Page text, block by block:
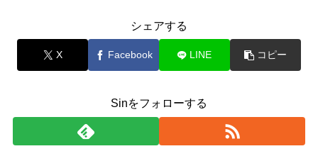
シェアする
X Facebook LINE コピー
Sinをフォローする